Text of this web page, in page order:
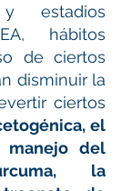
estadios
hábitos
de ciertos
disminuir la
ciertos
el
manejo del
la